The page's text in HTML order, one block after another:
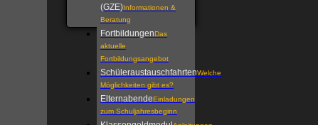
(GZE)Informationen &
Beratung
FortbildungenDas
aktuelle
Fortbildungsangebot
SchüleraustauschfahrtenWelche
Möglichkeiten gibt es?
ElternabendeEinladungen
zum Schuljahresbeginn